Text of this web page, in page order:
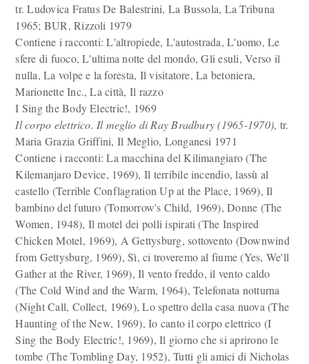
tr. Ludovica Fratus De Balestrini, La Bussola, La Tribuna
1965; BUR, Rizzoli 1979
Contiene i racconti: L'altropiede, L'autostrada, L'uomo, Le
sfere di fuoco, L'ultima notte del mondo, Gli esuli, Verso il
nulla, La volpe e la foresta, Il visitatore, La betoniera,
Marionette Inc., La città, Il razzo
I Sing the Body Electric!, 1969
Il corpo elettrico. Il meglio di Ray Bradbury (1965-1970), tr.
Maria Grazia Griffini, Il Meglio, Longanesi 1971
Contiene i racconti: La macchina del Kilimangiaro (The
Kilemanjaro Device, 1969), Il terribile incendio, lassù al
castello (Terrible Conflagration Up at the Place, 1969), Il
bambino del futuro (Tomorrow's Child, 1969), Donne (The
Women, 1948), Il motel dei polli ispirati (The Inspired
Chicken Motel, 1969), A Gettysburg, sottovento (Downwind
from Gettysburg, 1969), Sì, ci troveremo al fiume (Yes, We'll
Gather at the River, 1969), Il vento freddo, il vento caldo
(The Cold Wind and the Warm, 1964), Telefonata notturna
(Night Call, Collect, 1969), Lo spettro della casa nuova (The
Haunting of the New, 1969), Io canto il corpo elettrico (I
Sing the Body Electric!, 1969), Il giorno che si aprirono le
tombe (The Tombling Day, 1952), Tutti gli amici di Nicholas